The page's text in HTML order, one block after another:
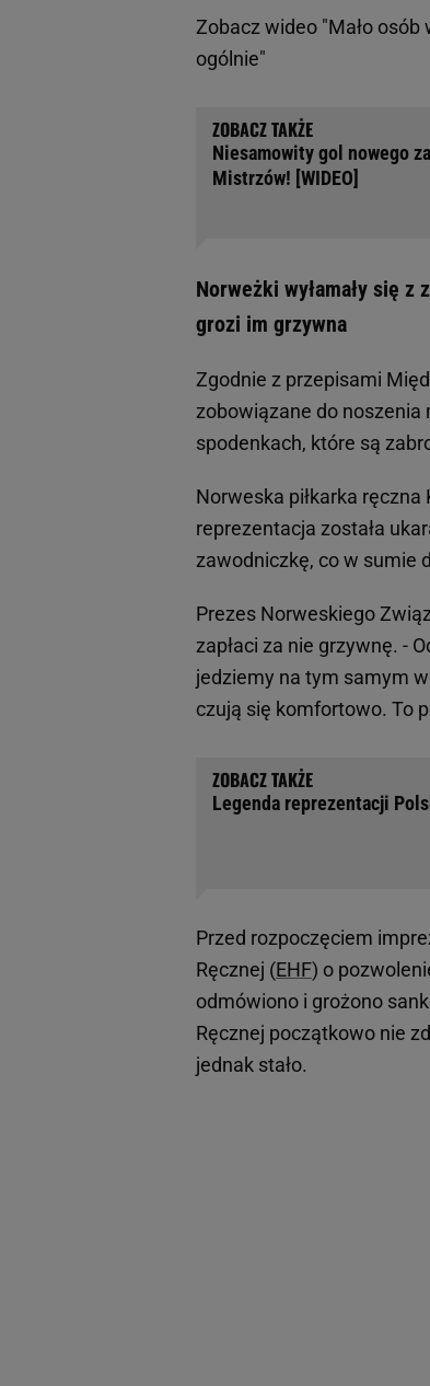
Zobacz wideo "Mało
ogólnie"
Niesamowity gol nowego
Mistrzów! [WIDEO]
Norweżki wyłamały się z
grozi im grzywna
Zgodnie z przepisami
zobowiązane do noszenia
spodenkach, które są
Norweska piłkarka
reprezentacja została
zawodniczkę, co w sumie
Prezes Norweskiego
zapłaci za nie grzywnę. -
jedziemy na tym samym
czują się komfortowo. To
Legenda reprezentacji
Przed rozpoczęciem
Ręcznej (EHF) o
odmówiono i grożono
Ręcznej początkowo nie
jednak stało.